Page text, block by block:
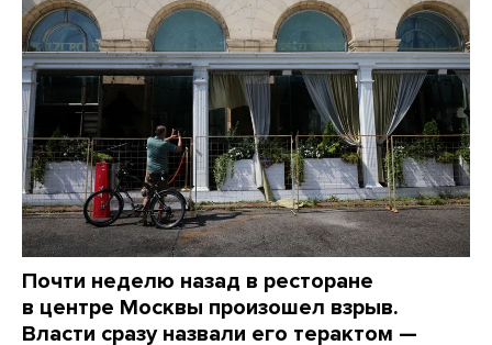
Почти неделю назад в ресторане
в центре Москвы произошел взрыв.
Власти сразу назвали его терактом —